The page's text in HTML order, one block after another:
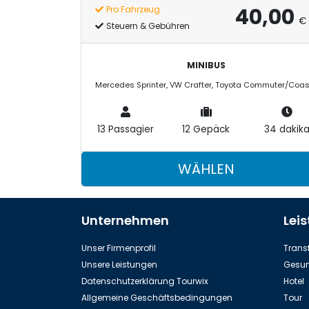
Pro Fahrzeug
Steuern & Gebühren
40,00 €
MINIBUS
13 Passagier 12 Gepäck 34 dakika
WÄHLEN
Unternehmen
Unser Firmenprofil
Unsere Leistungen
Datenschutzerklärung Tourwix
Allgemeine Geschäftsbedingungen
Hotel
Tour